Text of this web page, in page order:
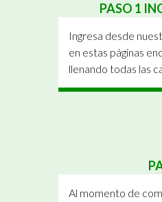
PASO 1
Ingresa desde
en estas páginas
llenando todas las
Al momento de